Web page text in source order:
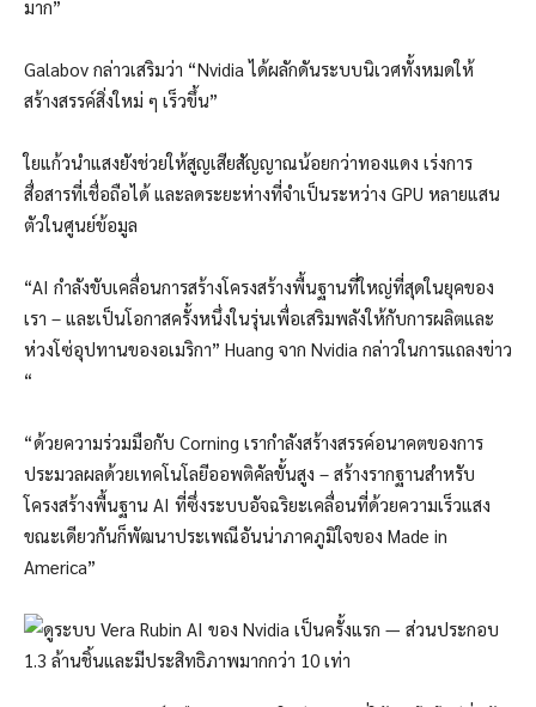
มาก”
Galabov กล่าวเสริมว่า “Nvidia ได้ผลักดันระบบนิเวศทั้งหมดให้
สร้างสรรค์สิ่งใหม่ ๆ เร็วขึ้น”
ใยแก้วนำแสงยังช่วยให้สูญเสียสัญญาณน้อยกว่าทองแดง เร่งการ
สื่อสารที่เชื่อถือได้ และลดระยะห่างที่จำเป็นระหว่าง GPU หลายแสน
ตัวในศูนย์ข้อมูล
“AI กำลังขับเคลื่อนการสร้างโครงสร้างพื้นฐานที่ใหญ่ที่สุดในยุคของ
เรา – และเป็นโอกาสครั้งหนึ่งในรุ่นเพื่อเสริมพลังให้กับการผลิตและ
ห่วงโซ่อุปทานของอเมริกา” Huang จาก Nvidia กล่าวในการแถลงข่าว
“
“ด้วยความร่วมมือกับ Corning เรากำลังสร้างสรรค์อนาคตของการ
ประมวลผลด้วยเทคโนโลยีออพติคัลขั้นสูง – สร้างรากฐานสำหรับ
โครงสร้างพื้นฐาน AI ที่ซึ่งระบบอัจฉริยะเคลื่อนที่ด้วยความเร็วแสง
ขณะเดียวกันก็พัฒนาประเพณีอันน่าภาคภูมิใจของ Made in
America”